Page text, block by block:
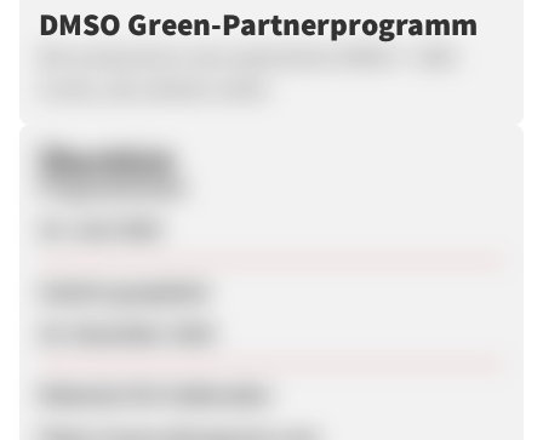
DMSO Green-Partnerprogramm
Überblick
Programmstart